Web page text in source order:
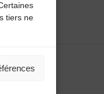
tiers ne